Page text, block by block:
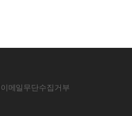
이메일무단수집거부